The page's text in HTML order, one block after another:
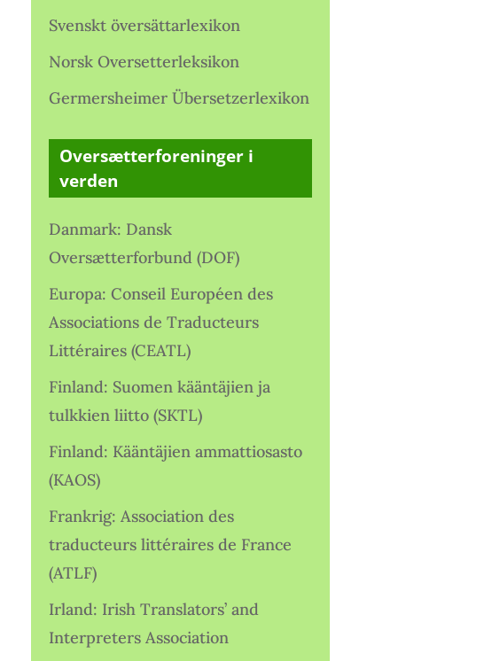
Svenskt översättarlexikon
Norsk Oversetterleksikon
Germersheimer Übersetzerlexikon
Oversætterforeninger i
verden
Danmark: Dansk
Oversætterforbund (DOF)
Europa: Conseil Européen des
Associations de Traducteurs
Littéraires (CEATL)
Finland: Suomen kääntäjien ja
tulkkien liitto (SKTL)
Finland: Kääntäjien ammattiosasto
(KAOS)
Frankrig: Association des
traducteurs littéraires de France
(ATLF)
Irland: Irish Translators’ and
Interpreters Association